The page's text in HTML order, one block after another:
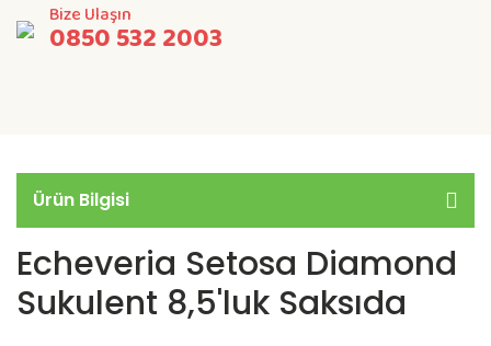
Bize Ulaşın
0850 532 2003
Ürün Bilgisi
Echeveria Setosa Diamond
Sukulent 8,5'luk Saksıda